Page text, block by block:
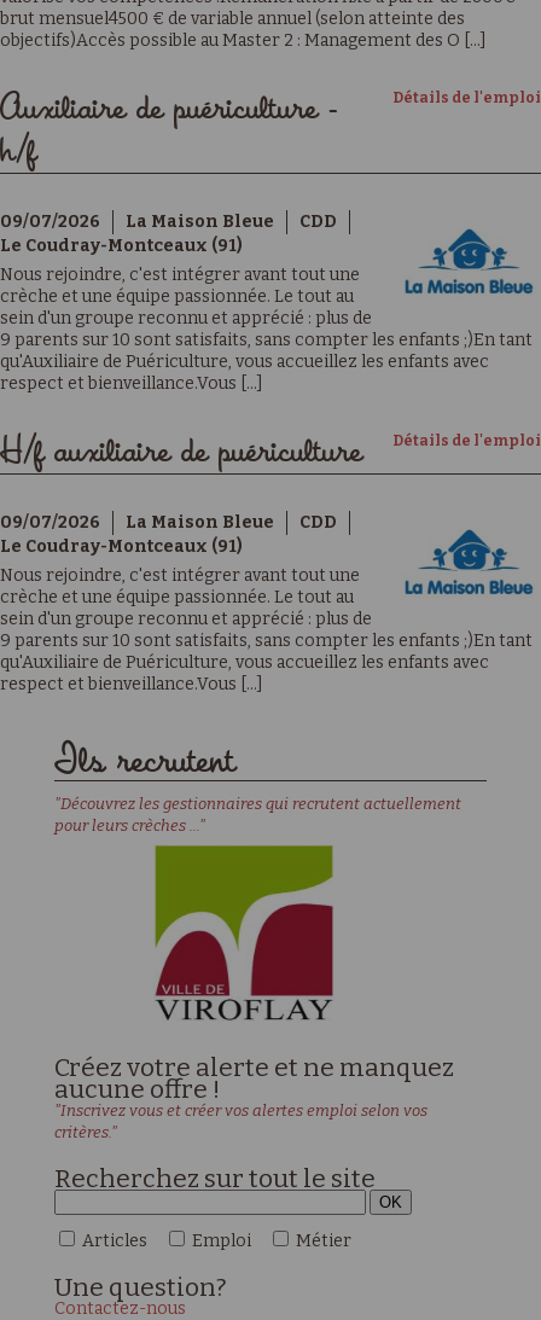
brut mensuel4500 € de variable annuel (selon atteinte des
objectifs)Accès possible au Master 2 : Management des O [...]
Détails de l'emploi
Auxiliaire de puériculture -
h/f
09/07/2026 La Maison Bleue
CDD
Le Coudray-Montceaux (91)
Nous rejoindre, c'est intégrer avant tout une
crèche et une équipe passionnée. Le tout au
sein d'un groupe reconnu et apprécié : plus de
9 parents sur 10 sont satisfaits, sans compter les enfants ;)En tant
qu'Auxiliaire de Puériculture, vous accueillez les enfants avec
respect et bienveillance.Vous [...]
Détails de l'emploi
H/f auxiliaire de puériculture
09/07/2026 La Maison Bleue
CDD
Le Coudray-Montceaux (91)
Nous rejoindre, c'est intégrer avant tout une
crèche et une équipe passionnée. Le tout au
sein d'un groupe reconnu et apprécié : plus de
9 parents sur 10 sont satisfaits, sans compter les enfants ;)En tant
qu'Auxiliaire de Puériculture, vous accueillez les enfants avec
respect et bienveillance.Vous [...]
Ils recrutent
"Découvrez les gestionnaires qui recrutent actuellement
pour leurs crèches ..."
Créez votre alerte et ne manquez
aucune offre !
"Inscrivez vous et créer vos alertes emploi selon vos
critères."
Recherchez sur tout le site
Articles Emploi Métier
Une question?
Contactez-nous